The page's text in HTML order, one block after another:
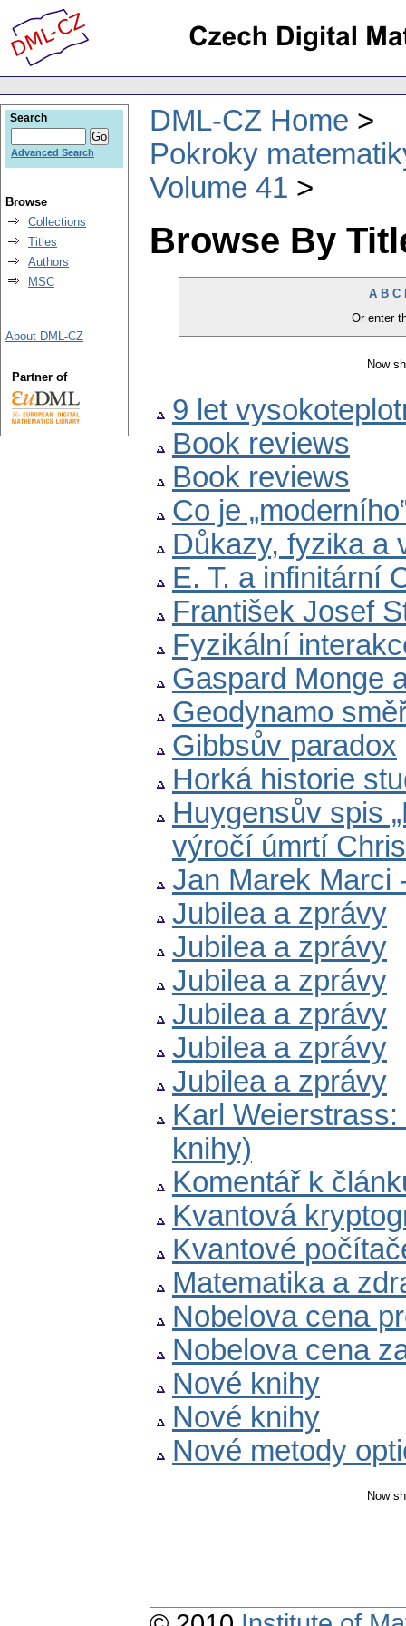
DML-CZ Home
Pokroky
Volume 41
Browse By
A B C
Or enter
Now
9 let
Book reviews
Book reviews
Co je
Důkazy, fyzika a
E. T. a infinitární
František Josef
Fyzikální
Gaspard Monge
Geodynamo
Gibbsův paradox
Horká historie
Huygensův spis
výročí úmrtí
Jan Marek Marci
Jubilea a zprávy
Jubilea a zprávy
Jubilea a zprávy
Jubilea a zprávy
Jubilea a zprávy
Jubilea a zprávy
Karl
knihy)
Komentář k
Kvantová
Kvantové
Matematika a
Nobelova cena
Nobelova cena
Nové knihy
Nové knihy
Nové metody
Now
Search
Advanced Search
Browse
Collections
Titles
Authors
MSC
About DML-CZ
Partner of